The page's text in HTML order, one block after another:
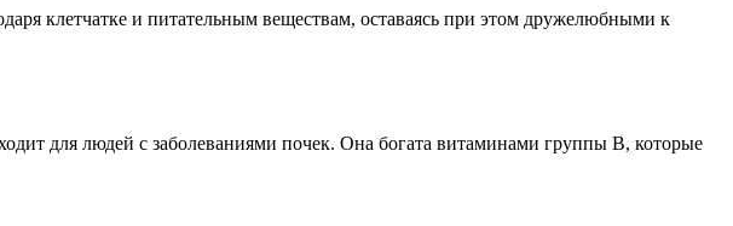
клетчатке и питательным веществам, оставаясь при этом дружелюбными к
для людей с заболеваниями почек. Она богата витаминами группы B, которые